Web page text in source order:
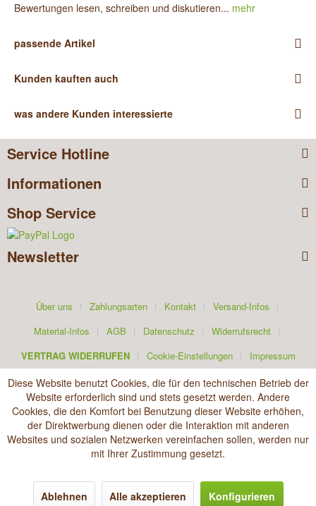
Bewertungen lesen, schreiben und diskutieren... mehr
passende Artikel
Kunden kauften auch
was andere Kunden interessierte
Service Hotline
Informationen
Shop Service
Newsletter
Über uns Zahlungsarten Kontakt
Versand-Infos
Material-Infos
AGB Datenschutz
Widerrufsrecht
VERTRAG WIDERRUFEN
Cookie-Einstellungen Impressum
Diese Website benutzt Cookies, die für den technischen Betrieb der
Website erforderlich sind und stets gesetzt werden. Andere
Cookies, die den Komfort bei Benutzung dieser Website erhöhen,
der Direktwerbung dienen oder die Interaktion mit anderen
Websites und sozialen Netzwerken vereinfachen sollen, werden nur
mit Ihrer Zustimmung gesetzt.
Ablehnen Alle akzeptieren Konfigurieren